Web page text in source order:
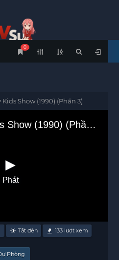
0
Show (1990) (Phần 3)
Tom and Jerry Kids Show (1990) (Phần 3)
Phát
Tắt đèn 133 lượt xem
Phòng